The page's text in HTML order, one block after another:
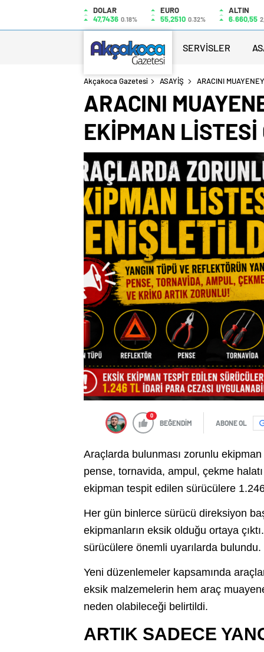
DOLAR
47,7436 0.18%
EURO
55,2510 0.32%
ALTIN
6.660,55
SERVİSLER
Akçakoca Gazetesi ASAYİŞ ARACINI
ARACINI
EKİPMAN
0
BEĞENDİM ABONE OL
Araçlarda bulunması zorunlu
pense, tornavida, ampul, çekme
ekipman tespit edilen sürücülere
Her gün binlerce sürücü direksiyon
ekipmanların eksik olduğu ortaya
sürücülere önemli uyarılarda bulundu.
Yeni düzenlemeler kapsamında
eksik malzemelerin hem araç
neden olabileceği belirtildi.
ARTIK SADECE